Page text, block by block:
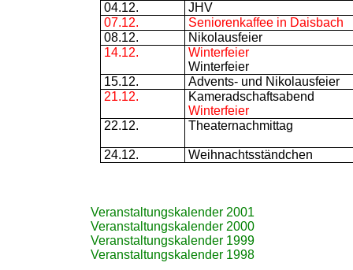
04.12.
JHV
07.12.
Seniorenkaffee in Daisbach
08.12.
Nikolausfeier
14.12.
Winterfeier
Winterfeier
15.12.
Advents- und Nikolausfeier
21.12.
Kameradschaftsabend
Winterfeier
22.12.
Theaternachmittag
24.12. Weihnachtsständchen
Veranstaltungskalender 2001
Veranstaltungskalender 2000
Veranstaltungskalender 1999
Veranstaltungskalender 1998